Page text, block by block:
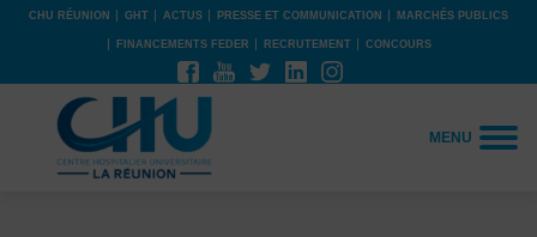
CHU RÉUNION GHT ACTUS PRESSE ET COMMUNICATION MARCHÉS PUBLICS
FINANCEMENTS FEDER RECRUTEMENT CONCOURS
MENU